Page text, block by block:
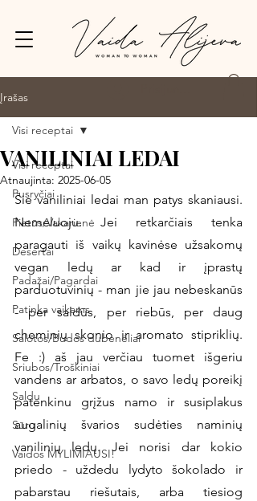
Įrašas
Visi receptai
Pusryčiai
Pietūs/Vakarienė
Desertai
Padažai/Pagardai
Patinka vaikams
Salotos/Budos dubenėliai
Sriubos/Troškiniai
Saldu
Sūru
Vaidos MYLIMIAUSI!
Visi receptai
VANILINIAI LEDAI
Atnaujinta: 2025-06-05
Šie vaniliniai ledai man patys skaniausi.
Nemeluoju. Jei retkarčiais tenka
paragauti iš vaikų kavinėse užsakomų
vegan ledų ar kad ir įprastų
parduotuvinių - man jie jau nebeskanūs
- per saldūs, per riebūs, per daug
cheminių skonio ir aromato stipriklių.
Fe :) aš jau verčiau tuomet išgeriu
vandens ar arbatos, o savo ledų poreikį
patenkinu grįžus namo ir susiplakus
augalinių švarios sudėties naminių
vanilinių ledų. Jei norisi dar kokio
priedo - uždedu lydyto šokolado ir
pabarstau riešutais, arba tiesiog